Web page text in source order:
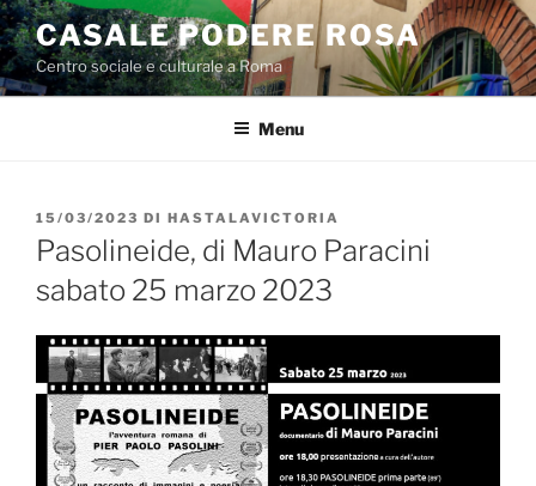
Salta
al
contenuto
CASALE PODERE ROSA
Centro sociale e culturale a Roma
Menu
PUBBLICATO
IL
15/03/2023 DI HASTALAVICTORIA
Pasolineide, di Mauro Paracini
sabato 25 marzo 2023